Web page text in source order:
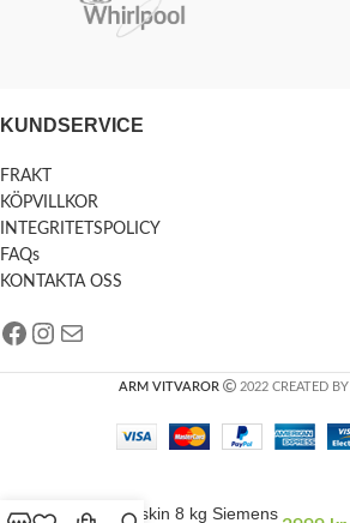
KUNDSERVICE
FRAKT
KÖPVILLKOR
INTEGRITETSPOLICY
FAQs
KONTAKTA OSS
ARM VITVAROR 2022 CREATED BY
Tvättmaskin 8 kg Siemens